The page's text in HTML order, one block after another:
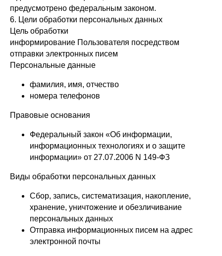
предусмотрено федеральным законом.
6. Цели обработки персональных данных
Цель обработки
информирование Пользователя посредством
отправки электронных писем
Персональные данные
фамилия, имя, отчество
номера телефонов
Правовые основания
Федеральный закон «Об информации,
информационных технологиях и о защите
информации» от 27.07.2006 N 149-ФЗ
Виды обработки персональных данных
Сбор, запись, систематизация, накопление,
хранение, уничтожение и обезличивание
персональных данных
Отправка информационных писем на адрес
электронной почты